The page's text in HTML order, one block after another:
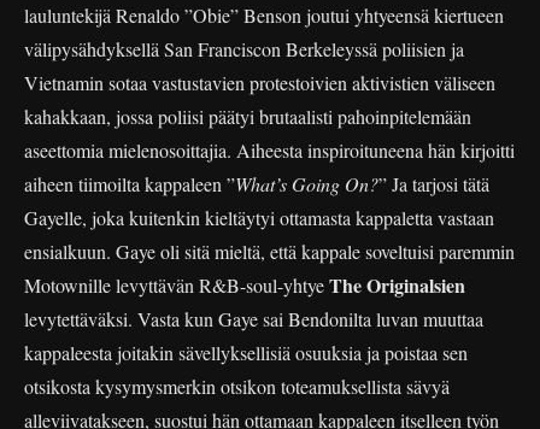
lauluntekijä Renaldo ”Obie” Benson joutui yhtyeensä kiertueen
välipysähdyksellä San Franciscon Berkeleyssä poliisien ja
Vietnamin sotaa vastustavien protestoivien aktivistien väliseen
kahakkaan, jossa poliisi päätyi brutaalisti pahoinpitelemään
aseettomia mielenosoittajia. Aiheesta inspiroituneena hän kirjoitti
aiheen tiimoilta kappaleen ”What’s Going On?” Ja tarjosi tätä
Gayelle, joka kuitenkin kieltäytyi ottamasta kappaletta vastaan
ensialkuun. Gaye oli sitä mieltä, että kappale soveltuisi paremmin
Motownille levyttävän R&B-soul-yhtyeThe Originalsien
levytettäväksi. Vasta kun Gaye sai Bendonilta luvan muuttaa
kappaleesta joitakin sävellyksellisiä osuuksia ja poistaa sen
otsikosta kysymysmerkin otsikon toteamuksellista sävyä
alleviivatakseen, suostui hän ottamaan kappaleen itselleen työn